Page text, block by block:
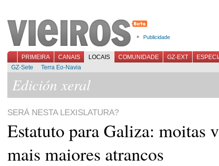
Publicidade
PRIMEIRA CANAIS LOCAIS COMUNIDADE GZ-EXT
GZ-Sete
Terra Eo-Navia
Edición xeral
SERÁ NESTA LEXISLATURA?
Estatuto para Galiza: moitas
mais maiores atrancos